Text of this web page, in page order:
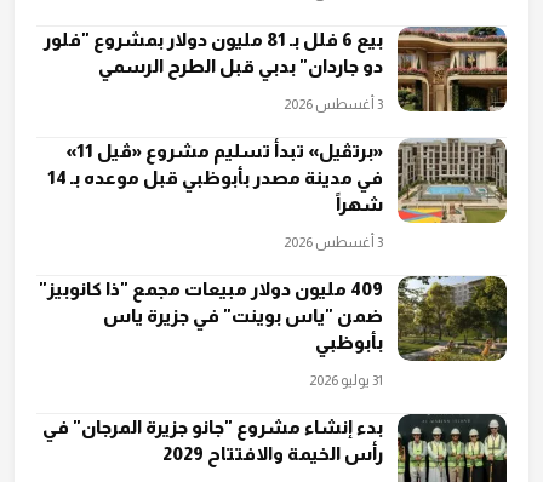
بيع 6 فلل بـ 81 مليون دولار بمشروع "فلور
دو جاردان" بدبي قبل الطرح الرسمي
3 أغسطس 2026
«برتڤيل» تبدأ تسليم مشروع «ڤيل 11»
في مدينة مصدر بأبوظبي قبل موعده بـ 14
شهراً
3 أغسطس 2026
409 مليون دولار مبيعات مجمع "ذا كانوبيز"
ضمن "ياس بوينت" في جزيرة ياس
بأبوظبي
31 يوليو 2026
بدء إنشاء مشروع "جانو جزيرة المرجان" في
رأس الخيمة والافتتاح 2029